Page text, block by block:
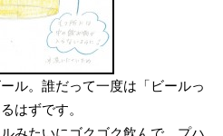
ル。誰だって一度は「ビールっ
はずです。